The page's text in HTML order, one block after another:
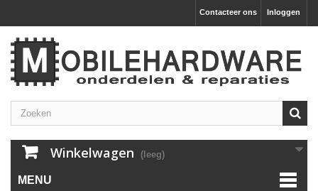
Inloggen
Contacteer ons
Winkelwagen (leeg)
MENU